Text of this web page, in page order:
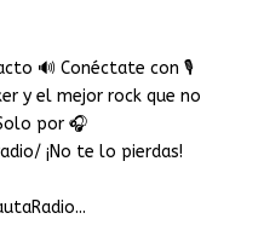
🔊 Conéctate con 🎙️
y el mejor rock que no
por 🎧
¡No te lo pierdas!